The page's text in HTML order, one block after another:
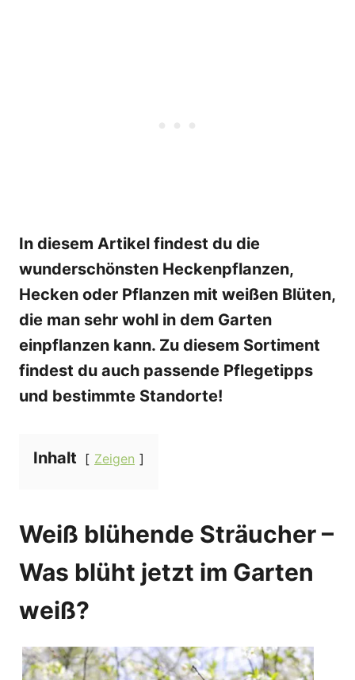
In diesem Artikel findest du die
wunderschönsten Heckenpflanzen,
Hecken oder Pflanzen mit weißen Blüten,
die man sehr wohl in dem Garten
einpflanzen kann. Zu diesem Sortiment
findest du auch passende Pflegetipps
und bestimmte Standorte!
Inhalt Zeigen
Weiß blühende Sträucher –
Was blüht jetzt im Garten
weiß?